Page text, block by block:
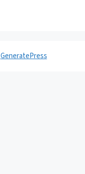
GeneratePress